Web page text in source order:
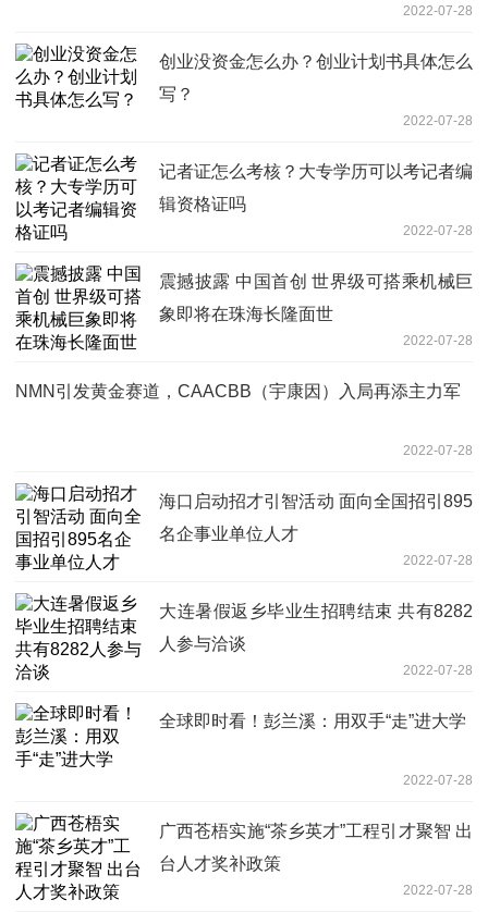
2022-07-28
创业没资金怎么办？创业计划书具体怎么
写？
2022-07-28
记者证怎么考核？大专学历可以考记者编
辑资格证吗
2022-07-28
震撼披露 中国首创 世界级可搭乘机械巨
象即将在珠海长隆面世
2022-07-28
NMN引发黄金赛道，CAACBB（宇康因）入局再添主力军
2022-07-28
海口启动招才引智活动 面向全国招引895
名企事业单位人才
2022-07-28
大连暑假返乡毕业生招聘结束 共有8282
人参与洽谈
2022-07-28
全球即时看！彭兰溪：用双手“走”进大学
2022-07-28
广西苍梧实施“茶乡英才”工程引才聚智 出
台人才奖补政策
2022-07-28